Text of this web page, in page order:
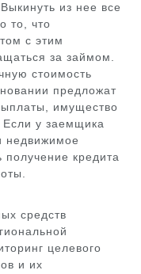
из нее все
то, что
с этим
за займом.
стоимость
предложат
имущество
Если у заемщика
недвижимое
получение кредита
средств
целевого
и их